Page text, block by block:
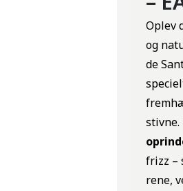
Oplev
og
de
stivne.
frizz –
rene,